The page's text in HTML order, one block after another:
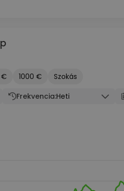
€ 1000 €
Szokás
Frekvencia:Heti